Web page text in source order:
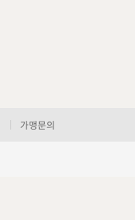
가맹문의